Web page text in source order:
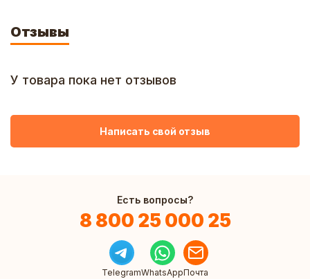
Отзывы
У товара пока нет отзывов
Написать свой отзыв
Есть вопросы?
8 800 25 000 25
TelegramWhatsAppПочта